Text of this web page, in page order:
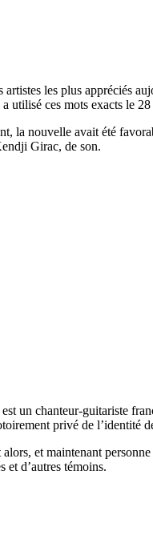
artistes les plus appréciés
utilisé ces mots exacts le
la nouvelle avait été
Girac, de son.
un chanteur-guitariste
privé de l’identité
et maintenant
et d’autres témoins.